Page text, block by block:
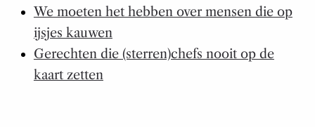
We moeten het hebben over mensen die op
ijsjes kauwen
Gerechten die (sterren)chefs nooit op de
kaart zetten